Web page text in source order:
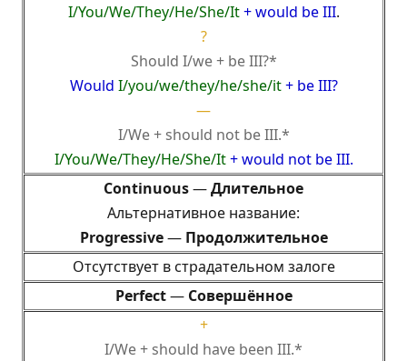
I/You/We/They/He/She/It+ would be III.
?
Should I/we + be III?*
Would I/you/we/they/he/she/it+ be III?
—
I/We + should not be III.*
I/You/We/They/He/She/It+ would not be III.
Continuous—Длительное
Альтернативное название:
Progressive— Продолжительное
Отсутствует в страдательном залоге
Perfect— Совершённое
+
I/We + should have been III.*